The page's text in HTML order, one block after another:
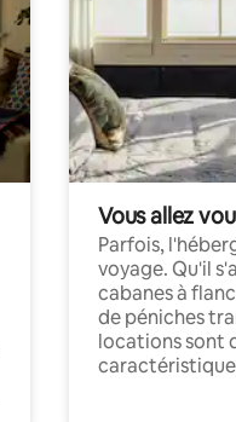
Vous allez
Parfois,
voyage. Qu'il
cabanes à
de péniches
locations sont